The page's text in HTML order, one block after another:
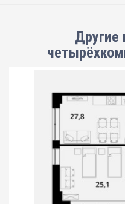
Другие